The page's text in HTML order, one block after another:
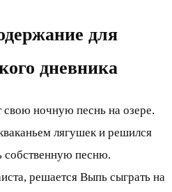
для
дневника
ночную песнь на озере.
лягушек и решился
собственную песню.
решается Выпь сыграть на